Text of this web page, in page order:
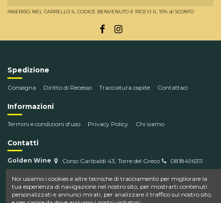
INSERISCI NEL CARRELLO IL CODICE BENVENUTO E RICEVI IL 10% di SCONTO
Spedizione
Consegna Diritto di Recesso Tracciatura ospite Contattaci
Informazioni
Termini e condizioni d'uso Privacy Policy Chi siamo
Contatti
Golden Wine Corso Garibaldi 43, Torre del Greco
0818496311
info@goldenwine.com
Noi usiamo i cookies e altre tecniche di tracciamento per migliorare la
tua esperienza di navigazione nel nostro sito, per mostrarti contenuti
personalizzati e annunci mirati, per analizzare il traffico sul nostro sito,